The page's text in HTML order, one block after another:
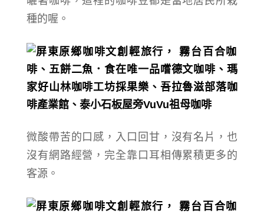
種的喔。
微酸帶苦的口感，入口回甘，沒有名片，也
沒有網路經營，完全靠口耳相傳累積更多的
客源。